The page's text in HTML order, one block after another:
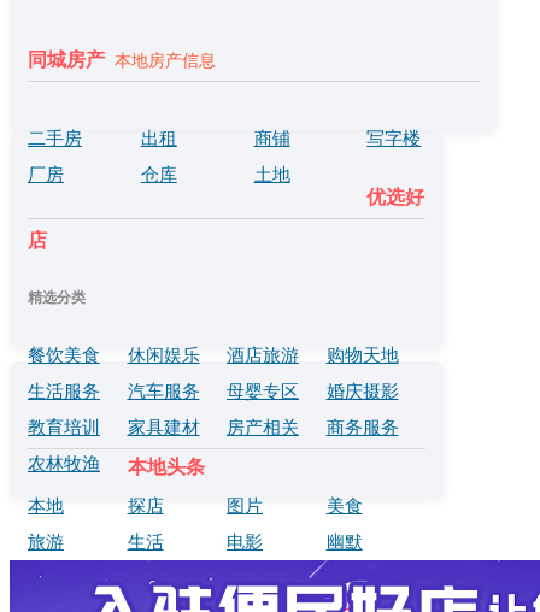
同城房产 本地房产信息
二手房 出租 商铺
写字楼
厂房
仓库 土地
优选好
店
精选分类
餐饮美食 休闲娱乐 酒店旅游
购物天地
生活服务
汽车服务 母婴专区
婚庆摄影
教育培训
家具建材 房产相关
商务服务
农林牧渔
本地头条
本地 探店 图片
美食
旅游
生活 电影 幽默